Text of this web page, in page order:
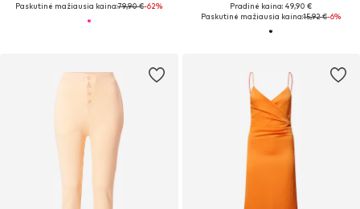
Paskutinė mažiausia kaina:79,90 €-62%
Pradinė kaina: 49,90 €
Paskutinė mažiausia kaina:15,92 €-6%